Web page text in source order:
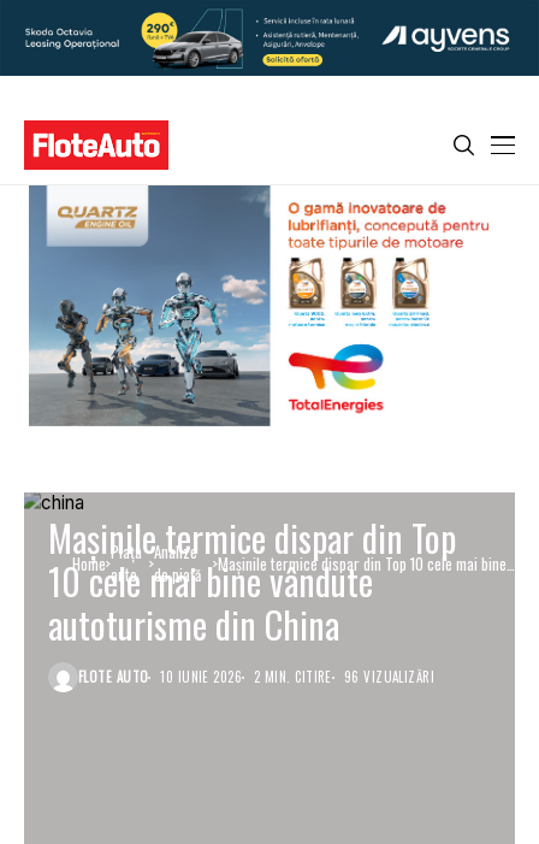
Home Piaţa
auto
Analize
de piață
Mașinile termice dispar din Top 10 cele mai bine
vândute autoturisme din China
Mașinile termice dispar din Top
10 cele mai bine vândute
autoturisme din China
FLOTE AUTO 10 IUNIE 2026 2 MIN. CITIRE 96 VIZUALIZĂRI